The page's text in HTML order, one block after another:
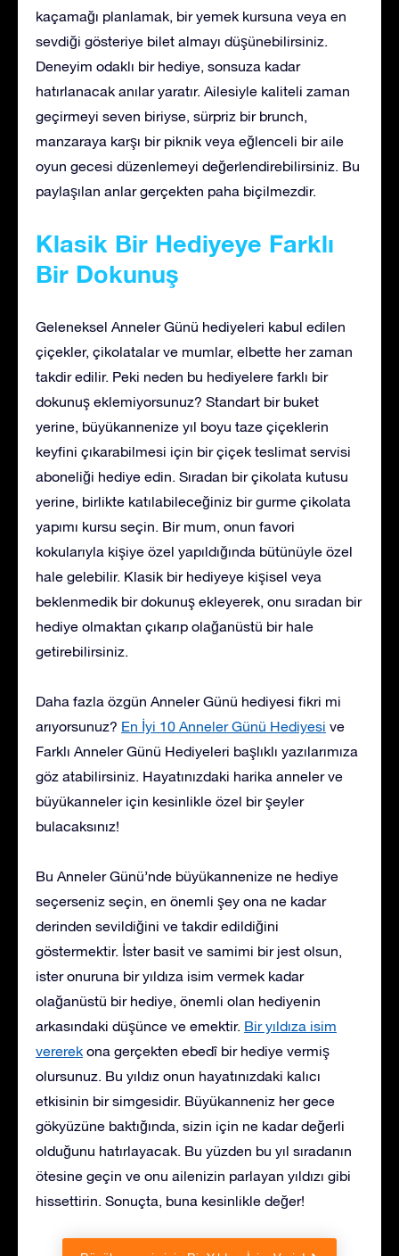
kaçamağı planlamak, bir yemek kursuna veya en
sevdiği gösteriye bilet almayı düşünebilirsiniz.
Deneyim odaklı bir hediye, sonsuza kadar
hatırlanacak anılar yaratır. Ailesiyle kaliteli zaman
geçirmeyi seven biriyse, sürpriz bir brunch,
manzaraya karşı bir piknik veya eğlenceli bir aile
oyun gecesi düzenlemeyi değerlendirebilirsiniz. Bu
paylaşılan anlar gerçekten paha biçilmezdir.
Klasik Bir Hediyeye Farklı
Bir Dokunuş
Geleneksel Anneler Günü hediyeleri kabul edilen
çiçekler, çikolatalar ve mumlar, elbette her zaman
takdir edilir. Peki neden bu hediyelere farklı bir
dokunuş eklemiyorsunuz? Standart bir buket
yerine, büyükannenize yıl boyu taze çiçeklerin
keyfini çıkarabilmesi için bir çiçek teslimat servisi
aboneliği hediye edin. Sıradan bir çikolata kutusu
yerine, birlikte katılabileceğiniz bir gurme çikolata
yapımı kursu seçin. Bir mum, onun favori
kokularıyla kişiye özel yapıldığında bütünüyle özel
hale gelebilir. Klasik bir hediyeye kişisel veya
beklenmedik bir dokunuş ekleyerek, onu sıradan bir
hediye olmaktan çıkarıp olağanüstü bir hale
getirebilirsiniz.
Daha fazla özgün Anneler Günü hediyesi fikri mi
arıyorsunuz? En İyi 10 Anneler Günü Hediyesi ve
Farklı Anneler Günü Hediyeleri başlıklı yazılarımıza
göz atabilirsiniz. Hayatınızdaki harika anneler ve
büyükanneler için kesinlikle özel bir şeyler
bulacaksınız!
Bu Anneler Günü’nde büyükannenize ne hediye
seçerseniz seçin, en önemli şey ona ne kadar
derinden sevildiğini ve takdir edildiğini
göstermektir. İster basit ve samimi bir jest olsun,
ister onuruna bir yıldıza isim vermek kadar
olağanüstü bir hediye, önemli olan hediyenin
arkasındaki düşünce ve emektir. Bir yıldıza isim
vererek ona gerçekten ebedî bir hediye vermiş
olursunuz. Bu yıldız onun hayatınızdaki kalıcı
etkisinin bir simgesidir. Büyükanneniz her gece
gökyüzüne baktığında, sizin için ne kadar değerli
olduğunu hatırlayacak. Bu yüzden bu yıl sıradanın
ötesine geçin ve onu ailenizin parlayan yıldızı gibi
hissettirin. Sonuçta, buna kesinlikle değer!